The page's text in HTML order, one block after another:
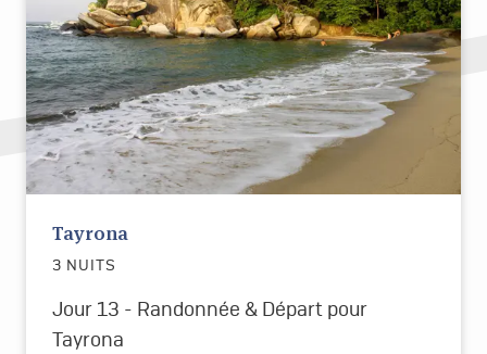
Tayrona
3 NUITS
Jour 13 - Randonnée & Départ pour
Tayrona